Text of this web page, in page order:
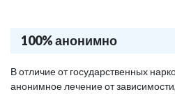
100% анонимно
В отличие от государственных
анонимное лечение от